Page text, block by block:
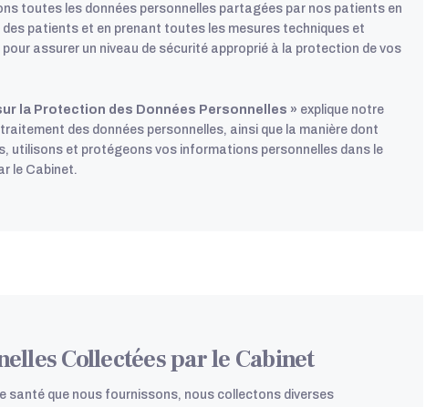
toutes les données personnelles partagées par nos patients en
patients et en prenant toutes les mesures techniques et
assurer un niveau de sécurité approprié à la protection de vos
la Protection des Données Personnelles » explique notre
des données personnelles, ainsi que la manière dont
utilisons et protégeons vos informations personnelles dans le
le Cabinet.
Collectées par le Cabinet
santé que nous fournissons, nous collectons diverses